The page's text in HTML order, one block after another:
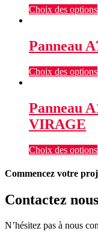
Choix des options
Panneau
Choix des options
Panneau
VIRAGE
Choix des options
Commencez votre
Contactez nous
N’hésitez pas à nous